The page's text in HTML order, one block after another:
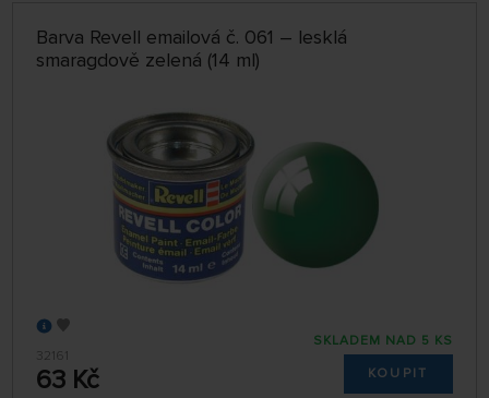
Barva Revell emailová č. 061 – lesklá
smaragdově zelená (14 ml)
32161
63 Kč
SKLADEM NAD 5 KS
KOUPIT